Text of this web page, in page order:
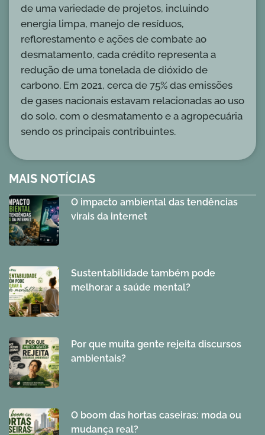
MAIS NOTÍCIAS
O impacto ambiental das tendências
virais da internet
Sustentabilidade também pode
melhorar a saúde mental?
Por que muita gente rejeita discursos
ambientais?
O boom das hortas caseiras: moda ou
mudança real?
de uma variedade de projetos, incluindo
energia limpa, manejo de resíduos,
reflorestamento e ações de combate ao
desmatamento, cada crédito representa a
redução de uma tonelada de dióxido de
carbono. Em 2021, cerca de 75% das emissões
de gases nacionais estavam relacionadas ao uso
do solo, com o desmatamento e a agropecuária
sendo os principais contribuintes.